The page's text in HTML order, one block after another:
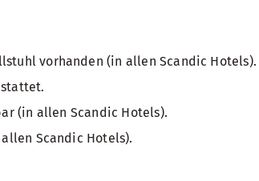
vorhanden (in allen Scandic Hotels).
(in allen Scandic Hotels).
Scandic Hotels).